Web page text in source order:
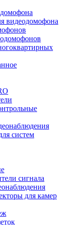
видеодомофона
систем
сигнала
для камер